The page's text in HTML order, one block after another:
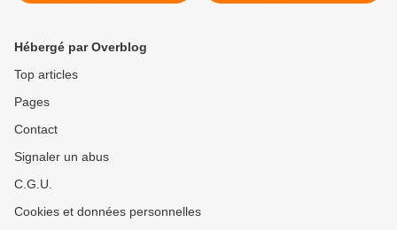
Hébergé par Overblog
Top articles
Pages
Contact
Signaler un abus
C.G.U.
Cookies et données personnelles